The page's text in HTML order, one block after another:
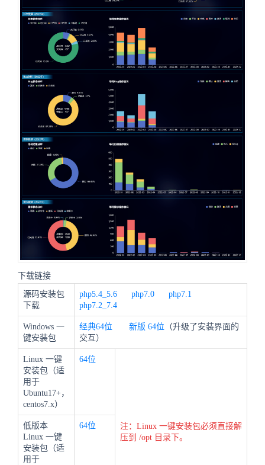
下载链接
源码安装包
下载
php5.4_5.6 php7.0
php7.1
php7.2_7.4
Windows 一
键安装包
经典64位 新版 64位 （升级了安装界面的
交互）
Linux 一键
安装包（适
用于
Ubuntu17+，
centos7.x）
64位
注：Linux 一键安装包必须直接解
压到 /opt 目录下。
低版本
Linux 一键
安装包（适
用于
64位